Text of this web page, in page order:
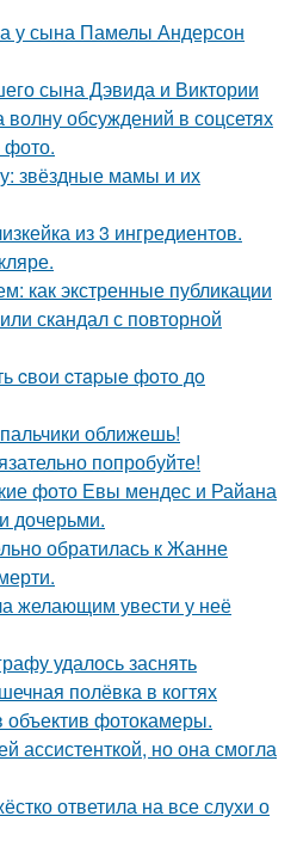
у сына Памелы Андерсон
сына Дэвида и Виктории
обсуждений в соцсетях
фото.
звёздные мамы и их
из 3 ингредиентов.
как экстренные публикации
скандал с повторной
cвoи cтapыe фoтo дo
оближешь!
попробуйте!
фото Евы мендес и Райана
дочерьми.
обратилась к Жанне
желающим увести у неё
удалось заснять
полёвка в когтях
фотокамеры.
ассистенткой, но она смогла
ответила на все слухи о